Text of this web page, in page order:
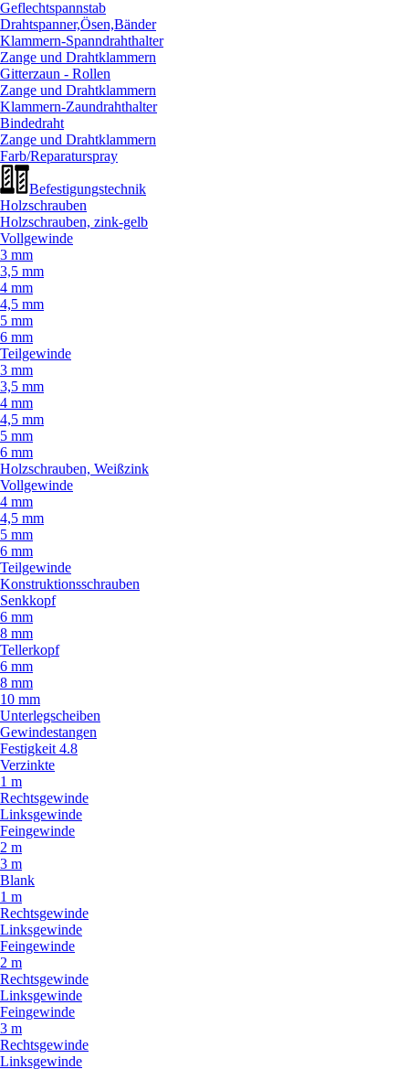
Geflechtspannstab
Drahtspanner,Ösen,Bänder
Klammern-Spanndrahthalter
Zange und Drahtklammern
Gitterzaun - Rollen
Zange und Drahtklammern
Klammern-Zaundrahthalter
Bindedraht
Zange und Drahtklammern
Farb/Reparaturspray
Befestigungstechnik
Holzschrauben
Holzschrauben, zink-gelb
Vollgewinde
3 mm
3,5 mm
4 mm
4,5 mm
5 mm
6 mm
Teilgewinde
3 mm
3,5 mm
4 mm
4,5 mm
5 mm
6 mm
Holzschrauben, Weißzink
Vollgewinde
4 mm
4,5 mm
5 mm
6 mm
Teilgewinde
Konstruktionsschrauben
Senkkopf
6 mm
8 mm
Tellerkopf
6 mm
8 mm
10 mm
Unterlegscheiben
Gewindestangen
Festigkeit 4.8
Verzinkte
1 m
Rechtsgewinde
Linksgewinde
Feingewinde
2 m
3 m
Blank
1 m
Rechtsgewinde
Linksgewinde
Feingewinde
2 m
Rechtsgewinde
Linksgewinde
Feingewinde
3 m
Rechtsgewinde
Linksgewinde